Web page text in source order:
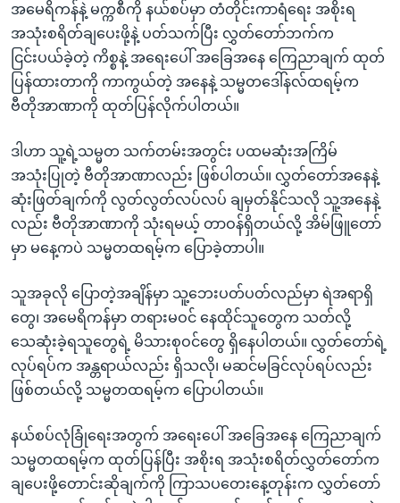
ရန်
ရှာဖွေ
ရန်
နေရာ
သို့
ရန်
ဘာသာစကားများ
အမေရိကန်နဲ့ မက္ကစီကို နယ်စပ်မှာ တံတိုင်းကာရံရေး အစိုးရ
အသုံးစရိတ်ချပေးဖို့နဲ့ ပတ်သက်ပြီး လွှတ်တော်ဘက်က
ငြင်းပယ်ခဲ့တဲ့ ကိစ္စနဲ့ အရေးပေါ် အခြေအနေ ကြေညာချက် ထုတ်
ပြန်ထားတာကို ကာကွယ်တဲ့ အနေနဲ့ သမ္မတဒေါ်နလ်ထရမ့်က
ဗီတိုအာဏာကို ထုတ်ပြန်လိုက်ပါတယ်။
ဒါဟာ သူ့ရဲ့သမ္မတ သက်တမ်းအတွင်း ပထမဆုံးအကြိမ်
အသုံးပြုတဲ့ ဗီတိုအာဏာလည်း ဖြစ်ပါတယ်။ လွှတ်တော်အနေနဲ့
ဆုံးဖြတ်ချက်ကို လွတ်လွတ်လပ်လပ် ချမှတ်နိုင်သလို သူ့အနေနဲ့
လည်း ဗီတိုအာဏာကို သုံးရမယ့် တာဝန်ရှိတယ်လို့ အိမ်ဖြူတော်
မှာ မနေ့ကပဲ သမ္မတထရမ့်က ပြောခဲ့တာပါ။
သူအခုလို ပြောတဲ့အချိန်မှာ သူ့ဘေးပတ်ပတ်လည်မှာ ရဲအရာရှိ
တွေ၊ အမေရိကန်မှာ တရားမဝင် နေထိုင်သူတွေက သတ်လို့
သေဆုံးခဲ့ရသူတွေရဲ့ မိသားစုဝင်တွေ ရှိနေပါတယ်။ လွှတ်တော်ရဲ့
လုပ်ရပ်က အန္တရာယ်လည်း ရှိသလို၊ မဆင်မခြင်လုပ်ရပ်လည်း
ဖြစ်တယ်လို့ သမ္မတထရမ့်က ပြောပါတယ်။
နယ်စပ်လုံခြုံရေးအတွက် အရေးပေါ် အခြေအနေ ကြေညာချက်
သမ္မတထရမ့်က ထုတ်ပြန်ပြီး အစိုးရ အသုံးစရိတ်လွှတ်တော်က
ချပေးဖို့တောင်းဆိုချက်ကို ကြာသပတေးနေ့တုန်းက လွှတ်တော်